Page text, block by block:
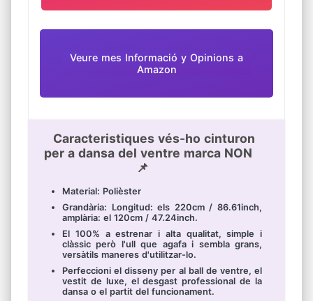
Veure mes Informació y Opinions a
Amazon
Caracteristiques vés-ho cinturon
per a dansa del ventre marca NON
📌
Material: Polièster
Grandària: Longitud: els 220cm / 86.61inch,
amplària: el 120cm / 47.24inch.
El 100% a estrenar i alta qualitat, simple i
clàssic però l'ull que agafa i sembla grans,
versàtils maneres d'utilitzar-lo.
Perfeccioni el disseny per al ball de ventre, el
vestit de luxe, el desgast professional de la
dansa o el partit del funcionament.